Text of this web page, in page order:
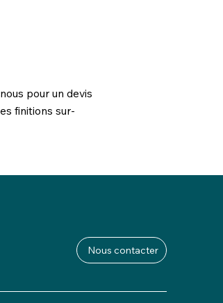
pour un devis
finitions sur-
Nous contacter